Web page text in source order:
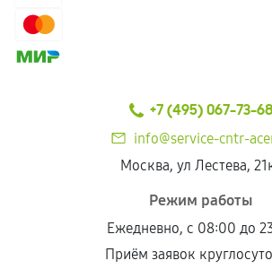
+7 (495) 067-73-68
info@service-cntr-
Москва, ул Лестева,
Режим работы
Ежедневно, с 08:00 до
Приём заявок